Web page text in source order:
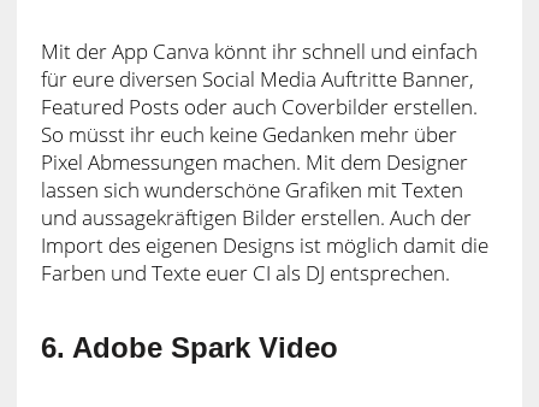
Mit der App Canva könnt ihr schnell und einfach
für eure diversen Social Media Auftritte Banner,
Featured Posts oder auch Coverbilder erstellen.
So müsst ihr euch keine Gedanken mehr über
Pixel Abmessungen machen. Mit dem Designer
lassen sich wunderschöne Grafiken mit Texten
und aussagekräftigen Bilder erstellen. Auch der
Import des eigenen Designs ist möglich damit die
Farben und Texte euer CI als DJ entsprechen.
6. Adobe Spark Video